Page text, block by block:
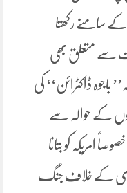
کے سامنے رکھتا
سے متعلق بھی
ڈاکٹرائن‘‘ کی
کے حوالہ سے
امریکہ کو بتانا
کے خلاف جنگ